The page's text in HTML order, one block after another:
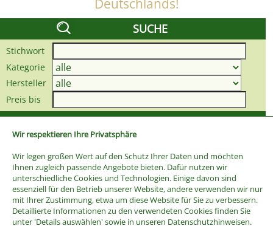
Wir respektieren Ihre Privatsphäre
Wir legen großen Wert auf den Schutz Ihrer Daten und möchten
Ihnen zugleich passende Angebote bieten. Dafür nutzen wir
unterschiedliche Cookies und Technologien. Einige davon sind
essenziell für den Betrieb unserer Website, andere verwenden wir nur
mit Ihrer Zustimmung, etwa um diese Website für Sie zu verbessern.
Detaillierte Informationen zu den verwendeten Cookies finden Sie
unter 'Details auswählen' sowie in unseren Datenschutzhinweisen.
Deutschlands!
SUCHE
Stichwort
Kategorie
Hersteller
Preis bis